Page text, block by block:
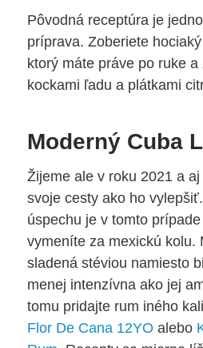
Pôvodná receptúra je
príprava. Zoberiete
ktorý máte práve po ruke
kockami ľadu a plátkami
Moderný Cuba
Žijeme ale v roku 2021 a
svoje cesty ako ho
úspechu je v tomto
vymeníte za mexickú kolu.
sladená stéviou namiesto
menej intenzívna ako jej
tomu pridajte rum iného
Flor De Cana 12YO alebo